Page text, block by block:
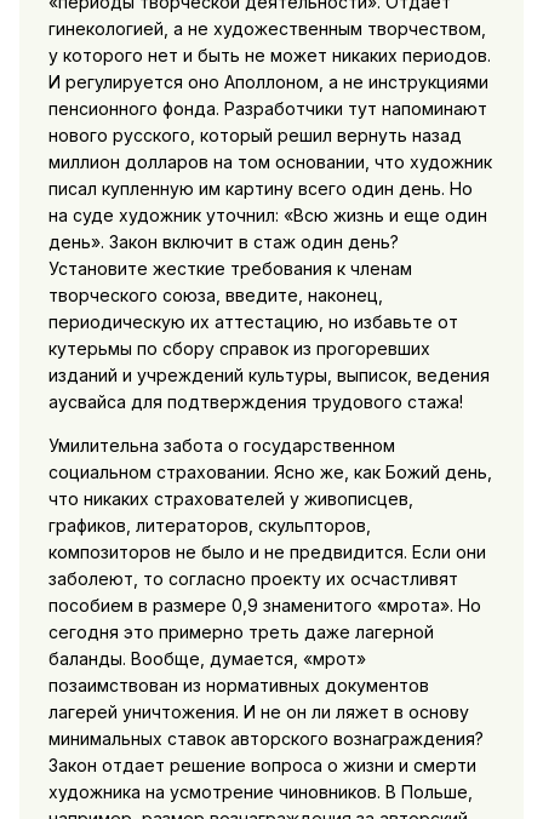
гинекологией, а не художественным творчеством,
у которого нет и быть не может никаких периодов.
И регулируется оно Аполлоном, а не инструкциями
пенсионного фонда. Разработчики тут напоминают
нового русского, который решил вернуть назад
миллион долларов на том основании, что художник
писал купленную им картину всего один день. Но
на суде художник уточнил: «Всю жизнь и еще один
день». Закон включит в стаж один день?
Установите жесткие требования к членам
творческого союза, введите, наконец,
периодическую их аттестацию, но избавьте от
кутерьмы по сбору справок из прогоревших
изданий и учреждений культуры, выписок, ведения
аусвайса для подтверждения трудового стажа!
Умилительна забота о государственном
социальном страховании. Ясно же, как Божий день,
что никаких страхователей у живописцев,
графиков, литераторов, скульпторов,
композиторов не было и не предвидится. Если они
заболеют, то согласно проекту их осчастливят
пособием в размере 0,9 знаменитого «мрота». Но
сегодня это примерно треть даже лагерной
баланды. Вообще, думается, «мрот»
позаимствован из нормативных документов
лагерей уничтожения. И не он ли ляжет в основу
минимальных ставок авторского вознаграждения?
Закон отдает решение вопроса о жизни и смерти
художника на усмотрение чиновников. В Польше,